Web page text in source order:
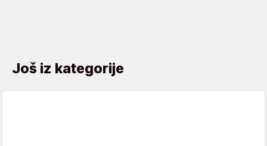
Još iz kategorije